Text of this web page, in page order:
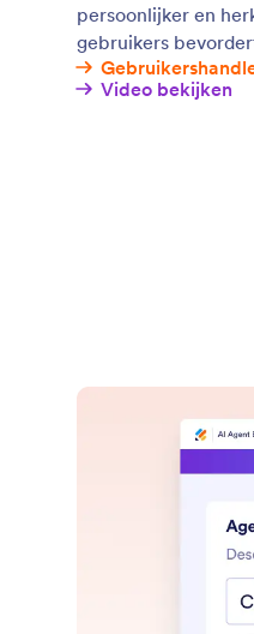
persoonlijker en
gebruikers
Video bekijken